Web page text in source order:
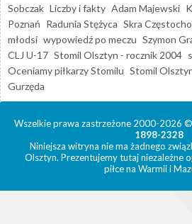
Sobczak Liczby i fakty Adam Majewski
Poznań Radunia Stężyca Skra
młodsi wypowiedź po meczu Szymon
CLJ U-17 Stomil Olsztyn - rocznik 2004
Oceniamy piłkarzy Stomilu Stomil
Gurzęda
Wszelkie prawa zastrzeżone 2000-2026 ©
1898-2328
Niniejsza witryna nie ma żadnego
Olsztyn. Prezentujemy tutaj niezależne
piłce na Warmii i